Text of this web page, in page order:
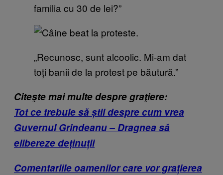
familia cu 30 de lei?”
„Recunosc, sunt alcoolic. Mi-am dat
toți banii de la protest pe băutură.”
Citeşte mai multe despre graţiere:
Tot ce trebuie să știi despre cum vrea
Guvernul Grindeanu – Dragnea să
elibereze deținuții
Comentariile oamenilor care vor grațierea